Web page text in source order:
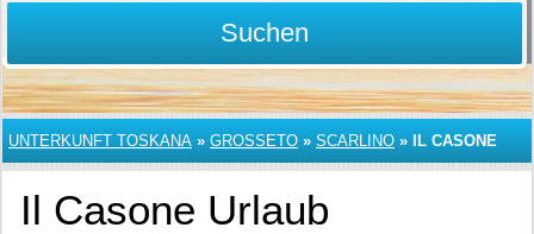
Suchen
UNTERKUNFT TOSKANA » GROSSETO » SCARLINO » IL CASONE
Il Casone Urlaub